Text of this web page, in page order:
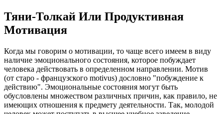
Тяни-Толкай Или Продуктивная
Мотивация
Когда мы говорим о мотивации, то чаще всего имеем в виду
наличие эмоционального состояния, которое побуждает
человека действовать в определенном направлении. Мотив
(от старо - французского motivus) дословно "побуждение к
действию". Эмоциональные состояния могут быть
обусловлены множеством различных причин, как правило, не
имеющих отношения к предмету деятельности. Так, молодой